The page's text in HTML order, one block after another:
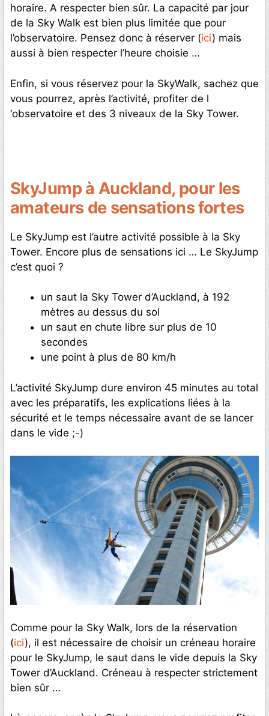
horaire. A respecter bien sûr. La capacité par jour
de la Sky Walk est bien plus limitée que pour
l’observatoire. Pensez donc à réserver (ici) mais
aussi à bien respecter l’heure choisie …
Enfin, si vous réservez pour la SkyWalk, sachez que
vous pourrez, après l’activité, profiter de l
‘observatoire et des 3 niveaux de la Sky Tower.
SkyJump à Auckland, pour les
amateurs de sensations fortes
Le SkyJump est l’autre activité possible à la Sky
Tower. Encore plus de sensations ici … Le SkyJump
c’est quoi ?
un saut la Sky Tower d’Auckland, à 192
mètres au dessus du sol
un saut en chute libre sur plus de 10
secondes
une point à plus de 80 km/h
L’activité SkyJump dure environ 45 minutes au total
avec les préparatifs, les explications liées à la
sécurité et le temps nécessaire avant de se lancer
dans le vide ;-)
Comme pour la Sky Walk, lors de la réservation
(ici), il est nécessaire de choisir un créneau horaire
pour le SkyJump, le saut dans le vide depuis la Sky
Tower d’Auckland. Créneau à respecter strictement
bien sûr …